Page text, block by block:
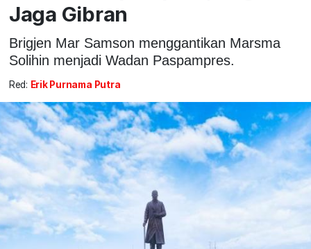
Jaga Gibran
Brigjen Mar Samson menggantikan Marsma
Solihin menjadi Wadan Paspampres.
Red: Erik Purnama Putra